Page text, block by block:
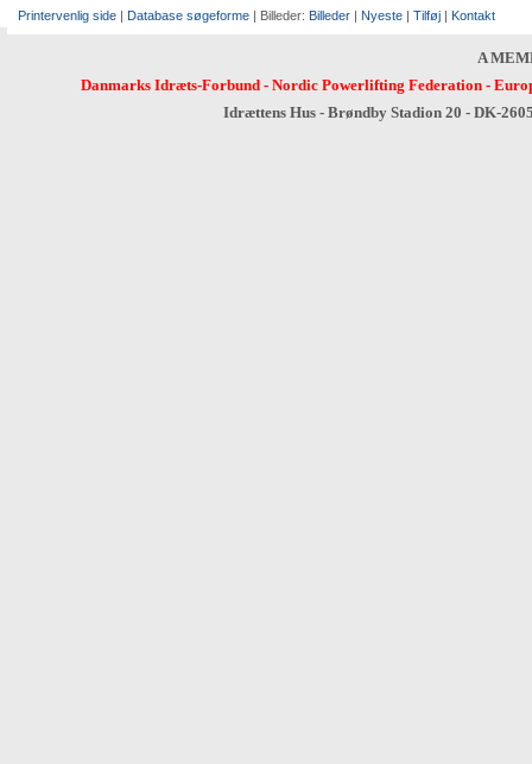
Printervenlig side | Database søgeforme | Billeder: Billeder | Nyeste | Tilføj | Kontakt
A
Danmarks Idræts-Forbund- Nordic Powerlifting Federation-
Idrættens Hus - Brøndby Stadion 20 - DK-